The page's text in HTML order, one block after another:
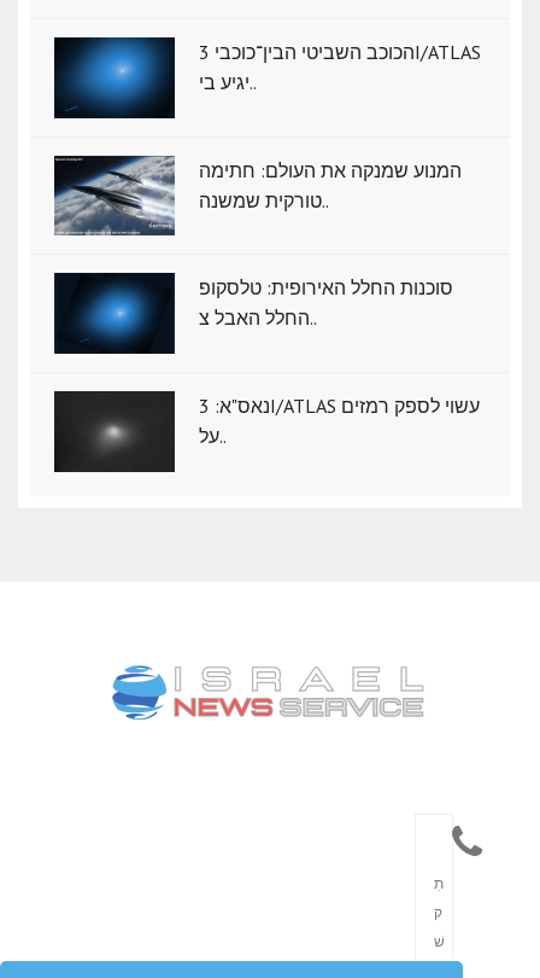
הכוכב השביטי הבין־כוכבי 3I/ATLAS
יגיע בי..
המנוע שמנקה את העולם: חתימה
טורקית שמשנה..
סוכנות החלל האירופית: טלסקופ
החלל האבל צ..
נאס"א: ‏3I/ATLAS עשוי לספק רמזים
על..
תִ
ק
שׁ